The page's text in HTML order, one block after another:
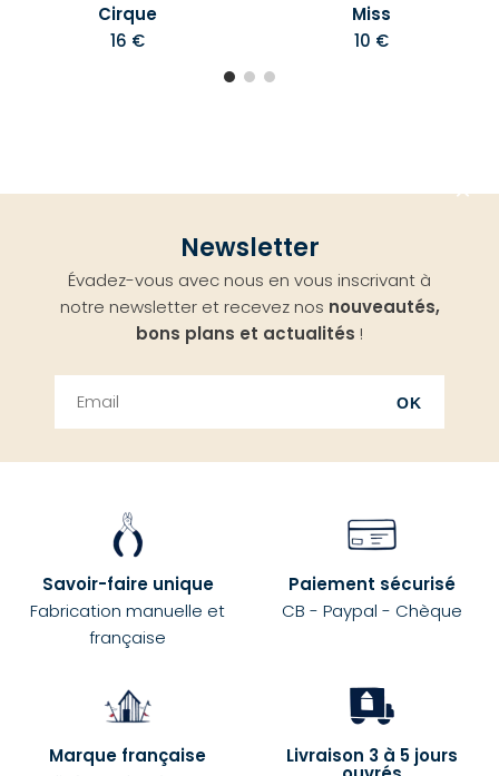
Cirque
16 €
Miss
10 €
Newsletter
Évadez-vous avec nous en vous inscrivant à
notre newsletter et recevez nos nouveautés,
bons plans et actualités !
OK
Savoir-faire unique
Fabrication manuelle et
française
Paiement sécurisé
CB - Paypal - Chèque
Marque française
Livraison 3 à 5 jours